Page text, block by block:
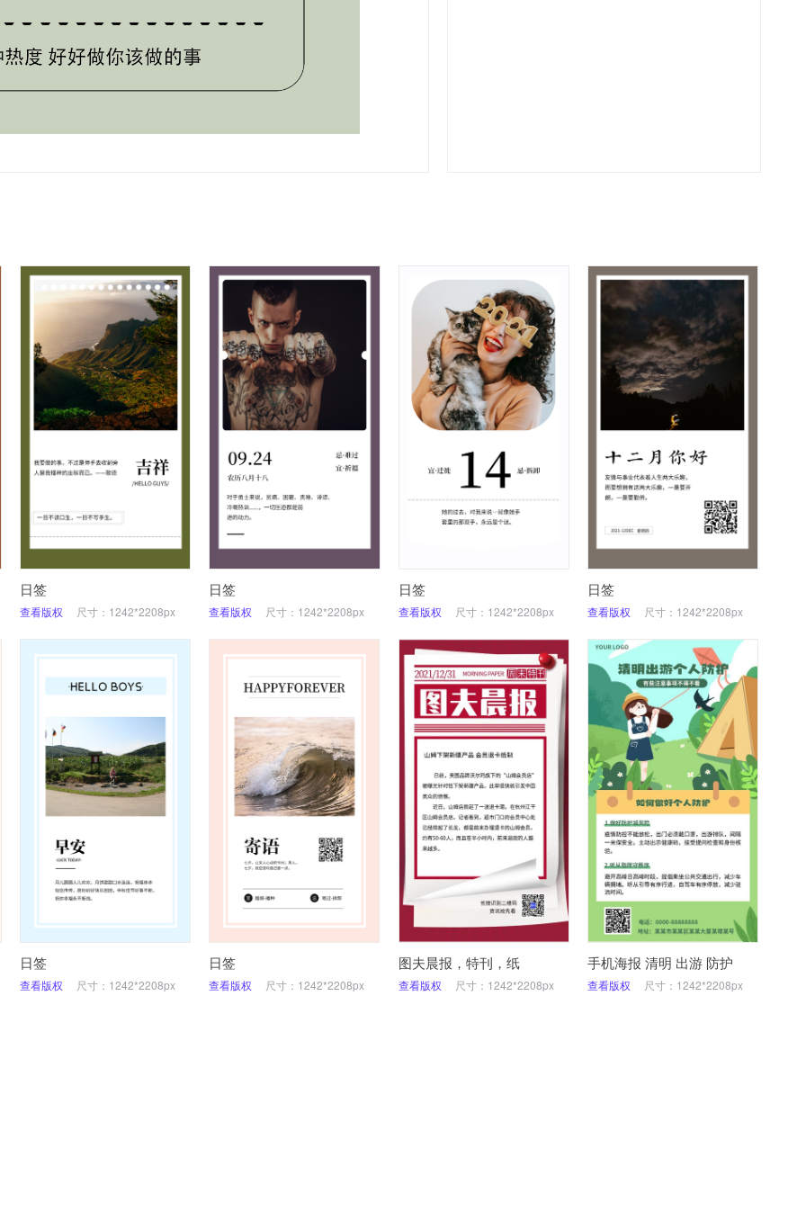
日签
查看版权 尺寸：1242*2208px
日签
查看版权 尺寸：1242*2208px
日签
查看版权 尺寸：1242*2208px
日签
查看版权 尺寸：1242*2208px
日签
查看版权 尺寸：1242*2208px
日签
查看版权 尺寸：1242*2208px
图夫晨报，特刊，纸
查看版权 尺寸：1242*2208px
手机海报 清明 出游 防护
查看版权 尺寸：1242*2208px